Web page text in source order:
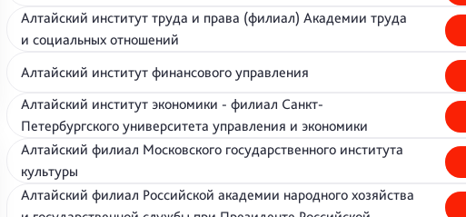
Алтайский институт труда и права (филиал) Академии труда
и социальных отношений
Алтайский институт финансового управления
Алтайский институт экономики - филиал Санкт-
Петербургского университета управления и экономики
Алтайский филиал Московского государственного института
культуры
Алтайский филиал Российской академии народного хозяйства